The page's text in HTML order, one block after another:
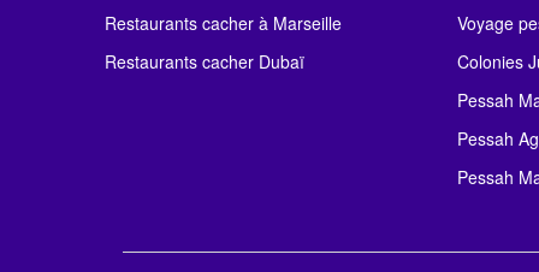
Restaurants cacher à Marseille
Restaurants cacher Dubaï
Voyage
Colonies
Pessah
Pessah
Pessah